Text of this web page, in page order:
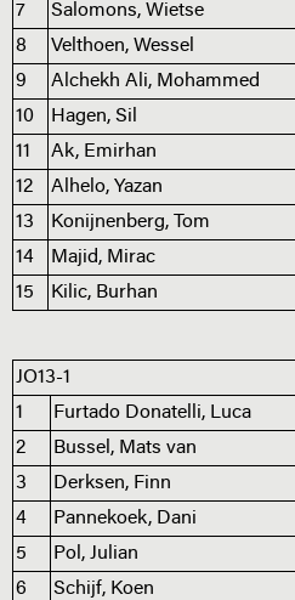
7
Salomons, Wietse
8
Velthoen, Wessel
9
Alchekh Ali, Mohammed
10
Hagen, Sil
11
Ak, Emirhan
12
Alhelo, Yazan
13
Konijnenberg, Tom
14
Majid, Mirac
15
Kilic, Burhan
JO13-1
1
Furtado Donatelli, Luca
2
Bussel, Mats van
3
Derksen, Finn
4
Pannekoek, Dani
5
Pol, Julian
6
Schijf, Koen